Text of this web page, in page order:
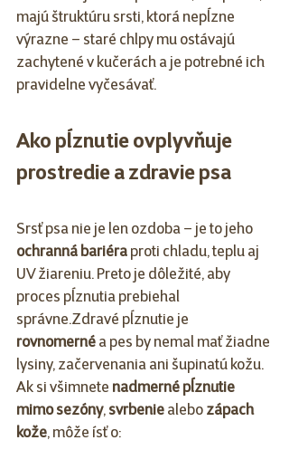
majú štruktúru srsti, ktorá nepĺzne
výrazne – staré chlpy mu ostávajú
zachytené v kučerách a je potrebné ich
pravidelne vyčesávať.
Ako pĺznutie ovplyvňuje
prostredie a zdravie psa
Srsť psa nie je len ozdoba – je to jeho
ochranná bariéra proti chladu, teplu aj
UV žiareniu. Preto je dôležité, aby
proces pĺznutia prebiehal
správne.Zdravé pĺznutie je
rovnomerné a pes by nemal mať žiadne
lysiny, začervenania ani šupinatú kožu.
Ak si všimnete nadmerné pĺznutie
mimo sezóny, svrbenie alebo zápach
kože, môže ísť o: